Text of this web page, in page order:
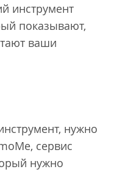
инструмент
показывают,
ваши
нужно
сервис
нужно